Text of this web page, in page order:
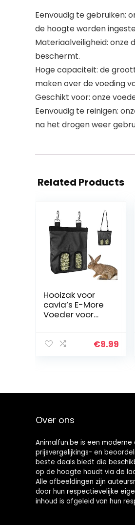
Eenvoudig te gebruiken:
de hoogte worden
Materiaalveiligheid: onze
beschermt.
Hoge capaciteit: de
maken over de voeding
Geschikt voor: onze
Eenvoudig te reinigen:
na het drogen weer
Related Products
Hooizak voor
cavia’s E-More
Voeder voor
band Hooizak
€9.99
Over ons
Animalfun.be is een
prijsvergelijkings- en
beste deals biedt die
op de hoogte houdt via de
Alle afbeeldingen zijn
door hun respectievelijke
inhoud is afgeleid van hun